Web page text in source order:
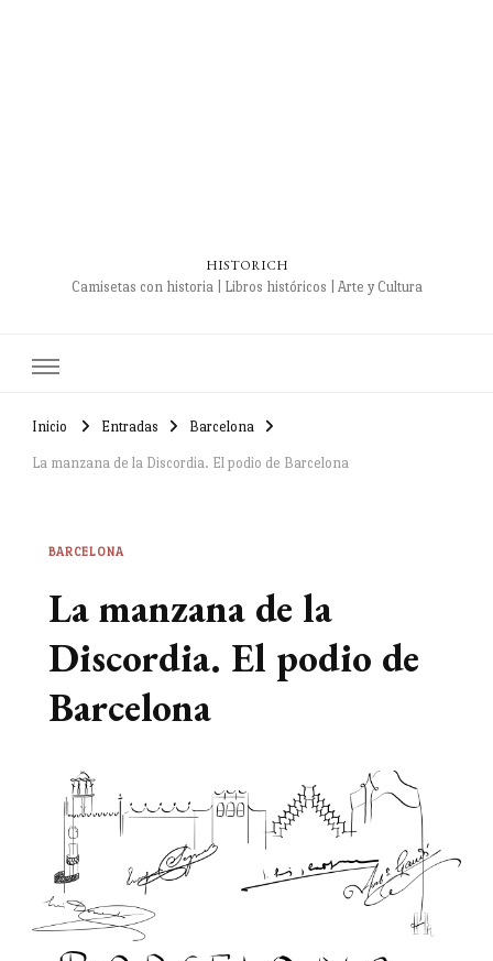
HISTORICH
Camisetas con historia | Libros históricos | Arte y Cultura
Inicio Entradas Barcelona
La manzana de la Discordia. El podio de Barcelona
BARCELONA
La manzana de la
Discordia. El podio de
Barcelona